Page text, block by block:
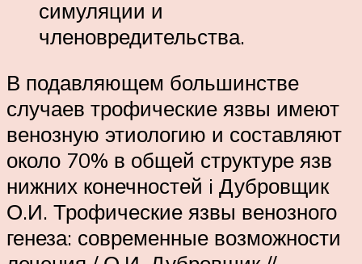
симуляции и
членовредительства.
В подавляющем большинстве
случаев трофические язвы имеют
венозную этиологию и составляют
около 70% в общей структуре язв
нижних конечностей i Дубровщик
О.И. Трофические язвы венозного
генеза: современные возможности